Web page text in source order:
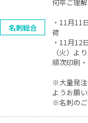
ブース：
製 品：
何卒ご理
・11月
荷
・11月
（火）より
順次印刷・
※大量発注
ようお願い
※名刺のご
名刺総合